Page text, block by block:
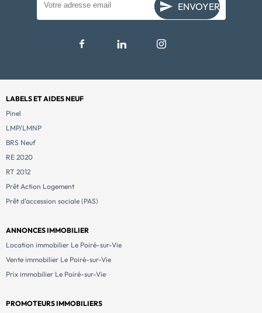
ENVOYER
LABELS ET AIDES NEUF
Pinel
LMP/LMNP
BRS Neuf
RE 2020
RT 2012
Prêt Action Logement
Prêt d'accession sociale (PAS)
ANNONCES IMMOBILIER
Location immobilier Le Poiré-sur-Vie
Vente immobilier Le Poiré-sur-Vie
Prix immobilier Le Poiré-sur-Vie
PROMOTEURS IMMOBILIERS